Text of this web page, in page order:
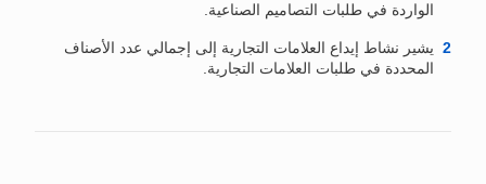
الواردة في طلبات التصاميم الصناعية.
2 يشير نشاط إيداع العلامات التجارية إلى إجمالي عدد الأصناف
المحددة في طلبات العلامات التجارية.